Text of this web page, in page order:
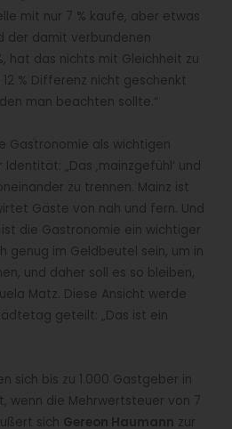
mit nur 7 % kaufe, aber etwas
der damit verbundenen
hat das nichts mit Gleichheit zu
% Differenz nicht geschenkt
man beachten sollte.“
Gastronomie als wichtigen
„Das ‚mainzgefühl‘ und
zu trennen. Mainz ist
Gäste von nah und fern. Und
die Gastronomie ein wichtiger
genug im Geldbeutel sein, um in
und daher soll es so bleiben,
Matz. Diese Ansicht werde
geteilt: „Das ist ein
sich bis zu 1.000 Gastgeber in
wenn die Mehrwertsteuer von 7
sich Gereon Haumann zur